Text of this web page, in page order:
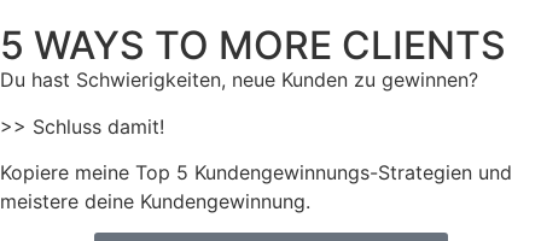
5 WAYS TO MORE CLIENTS
Du hast Schwierigkeiten, neue Kunden zu gewinnen?
>> Schluss damit!
Kopiere meine Top 5 Kundengewinnungs-Strategien und
meistere deine Kundengewinnung.